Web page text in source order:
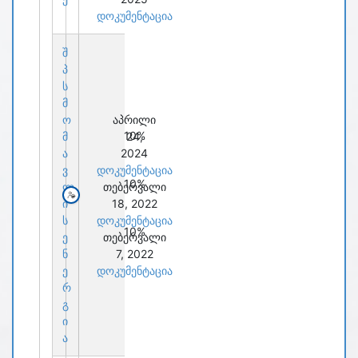
დოკუმენტაცია
შ
პ
ს
მ
ო
მ
ა
ვ
ლ
ი
ს
ე
ნ
ე
რ
გ
ი
ა
10%
10%
10%
აპრილი
24,
2024
დოკუმენტაცია
თებერვალი
18, 2022
დოკუმენტაცია
თებერვალი
7, 2022
დოკუმენტაცია